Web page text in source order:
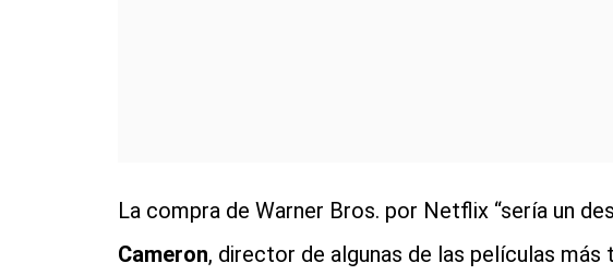
La compra de Warner Bros. por Netflix “sería un
Cameron, director de algunas de las películas